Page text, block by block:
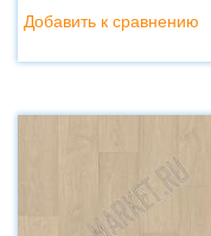
Добавить к сравнению